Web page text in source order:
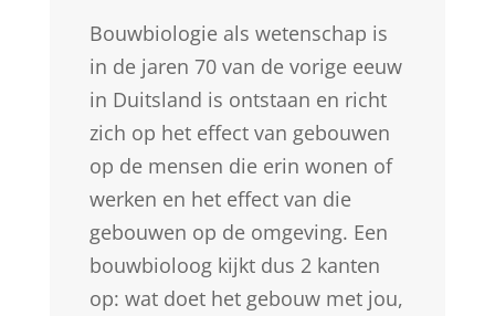
Bouwbiologie als wetenschap is
in de jaren 70 van de vorige eeuw
in Duitsland is ontstaan en richt
zich op het effect van gebouwen
op de mensen die erin wonen of
werken en het effect van die
gebouwen op de omgeving. Een
bouwbioloog kijkt dus 2 kanten
op: wat doet het gebouw met jou,